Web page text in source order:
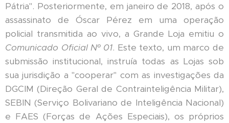
Pátria". Posteriormente, em janeiro de 2018, após o
assassinato de Óscar Pérez em uma operação
policial transmitida ao vivo, a Grande Loja emitiu o
Comunicado Oficial Nº 01. Este texto, um marco de
submissão institucional, instruía todas as Lojas sob
sua jurisdição a "cooperar" com as investigações da
DGCIM (Direção Geral de Contrainteligência Militar),
SEBIN (Serviço Bolivariano de Inteligência Nacional)
e FAES (Forças de Ações Especiais), os próprios